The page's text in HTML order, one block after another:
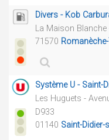
Divers - Kob
La Maison Blanche
71570
Système U - Saint-
Les Huguets -
D933
01140 Saint-